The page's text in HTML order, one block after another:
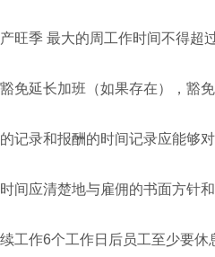
旺季 最大的周工作时间不得超
免延长加班（如果存在），豁
记录和报酬的时间记录应能够对
间应清楚地与雇佣的书面方针
工作6个工作日后员工至少要休